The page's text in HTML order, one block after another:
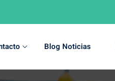
Blog Noticias